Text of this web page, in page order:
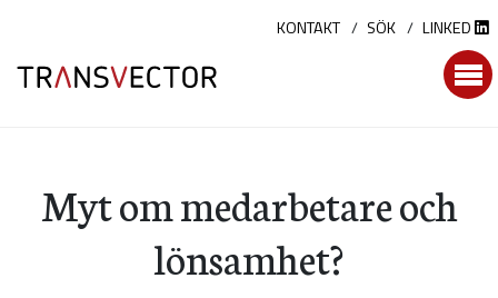
innehållet
KONTAKT SÖK LINKED
Myt om medarbetare och
lönsamhet?